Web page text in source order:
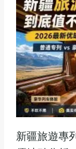
新疆旅遊專